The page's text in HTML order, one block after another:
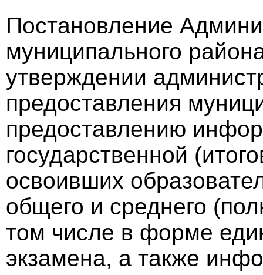
Постановление
муниципального
утверждении
предоставления
предоставлению
государственной
освоивших
общего и среднего
том числе в форме
экзамена, а также